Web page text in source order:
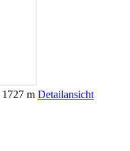
1727 m Detailansicht